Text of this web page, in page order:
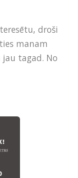
droši
manam
tagad. No